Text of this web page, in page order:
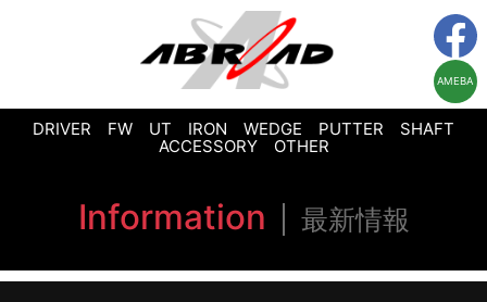
AMEBA
DRIVER FW UT IRON WEDGE PUTTER
SHAFT
ACCESSORY
OTHER
Information 最新情報